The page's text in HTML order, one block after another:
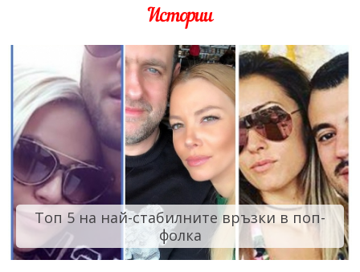
Истории
Топ 5 на най-стабилните връзки в поп-
фолка